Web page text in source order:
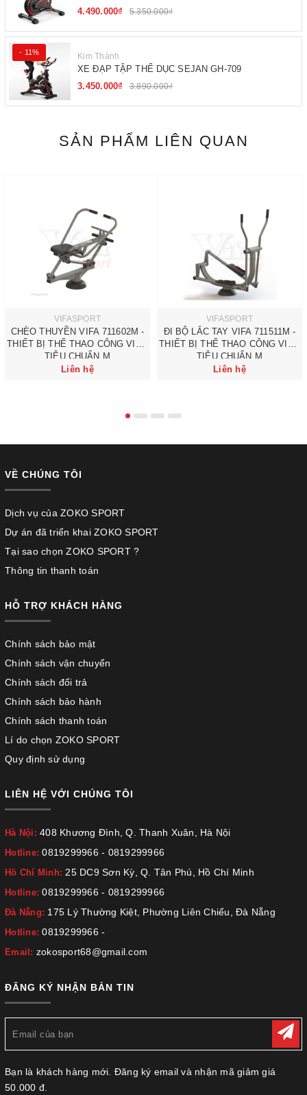
TỪ
4.490.000₫ 5.350.000₫
- 11% Kim Thành
XE ĐẠP TẬP THỂ DỤC SEJAN GH-709
3.450.000₫
3.890.000₫
SẢN PHẨM LIÊN QUAN
VIFASPORT
CHÈO THUYỀN VIFA 711602M -
THIẾT BỊ THỂ THAO CÔNG VIÊN
TIÊU CHUẨN M
Liên hệ
VIFASPORT
ĐI BỘ LẮC TAY VIFA 711511M -
THIẾT BỊ THỂ THAO CÔNG VIÊN
TIÊU CHUẨN M
Liên hệ
VỀ CHÚNG TÔI
Dịch vụ của ZOKO SPORT
Dự án đã triển khai ZOKO SPORT
Tại sao chọn ZOKO SPORT ?
Thông tin thanh toán
HỖ TRỢ KHÁCH HÀNG
Chính sách bảo mật
Chính sách vận chuyển
Chính sách đổi trả
Chính sách bảo hành
Chính sách thanh toán
Lí do chọn ZOKO SPORT
Quy định sử dụng
LIÊN HỆ VỚI CHÚNG TÔI
Hà Nội: 408 Khương Đình, Q. Thanh Xuân, Hà Nội
Hotline:0819299966 - 0819299966
Hồ Chí Minh:25 DC9 Sơn Kỳ, Q. Tân Phú, Hồ Chí Minh
Hotline:0819299966 - 0819299966
Đà Nẵng: 175 Lý Thường Kiệt, Phường Liên Chiểu, Đà Nẵng
Hotline:0819299966 -
Email: zokosport68@gmail.com
ĐĂNG KÝ NHẬN BẢN TIN
Bạn là khách hàng mới. Đăng ký email và nhận mã giảm giá
50.000 đ.